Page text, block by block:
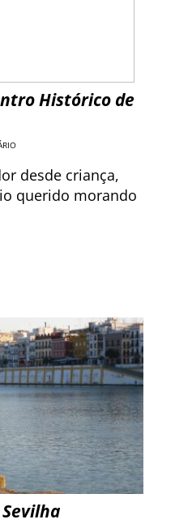
Histórico de
desde criança,
querido morando